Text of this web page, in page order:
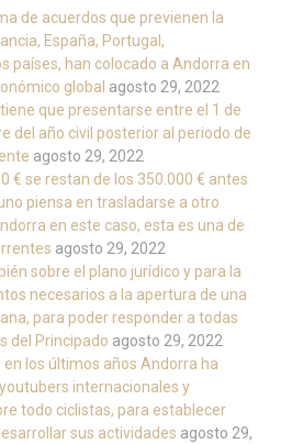
de acuerdos que previenen la
España, Portugal,
países, han colocado a Andorra en
global agosto 29, 2022
tiene que presentarse entre el 1 de
del año civil posterior al periodo de
agosto 29, 2022
€ se restan de los 350.000 € antes
piensa en trasladarse a otro
en este caso, esta es una de
agosto 29, 2022
sobre el plano jurídico y para la
necesarios a la apertura de una
para poder responder a todas
del Principado agosto 29, 2022
en los últimos años Andorra ha
internacionales y
todo ciclistas, para establecer
sus actividades agosto 29,